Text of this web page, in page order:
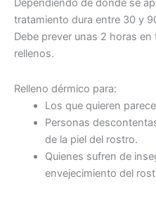
Dependiendo de dónde se
tratamiento dura entre 30 y
Debe prever unas 2 horas
rellenos.
Relleno dérmico para:
Los que quieren
Personas
de la piel del rostro.
Quienes sufren de
envejecimiento del